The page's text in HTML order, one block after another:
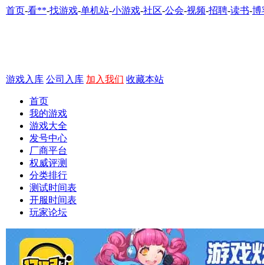
首页-看**-找游戏-单机站-小游戏-社区-公会-视频-招聘-读书-博
游戏入库 公司入库 加入我们 收藏本站
首页
我的游戏
游戏大全
发号中心
厂商平台
权威评测
分类排行
测试时间表
开服时间表
玩家论坛